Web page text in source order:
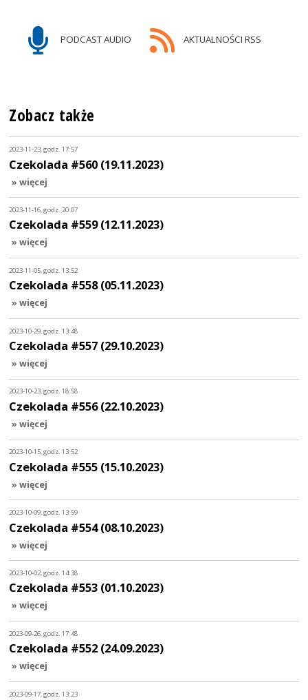
PODCAST AUDIO AKTUALNOŚCI RSS
Zobacz także
2023-11-23, godz. 17:57
Czekolada #560 (19.11.2023)
» więcej
2023-11-16, godz. 20:07
Czekolada #559 (12.11.2023)
» więcej
2023-11-05, godz. 13:52
Czekolada #558 (05.11.2023)
» więcej
2023-10-29, godz. 13:48
Czekolada #557 (29.10.2023)
» więcej
2023-10-23, godz. 18:58
Czekolada #556 (22.10.2023)
» więcej
2023-10-15, godz. 13:52
Czekolada #555 (15.10.2023)
» więcej
2023-10-09, godz. 13:59
Czekolada #554 (08.10.2023)
» więcej
2023-10-02, godz. 14:38
Czekolada #553 (01.10.2023)
» więcej
2023-09-26, godz. 17:48
Czekolada #552 (24.09.2023)
» więcej
2023-09-17, godz. 13:23